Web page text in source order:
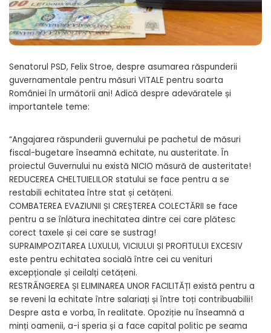
Senatorul PSD, Felix Stroe, despre asumarea răspunderii
guvernamentale pentru măsuri VITALE pentru soarta
României în următorii ani! Adică despre adevăratele și
importantele teme:
“Angajarea răspunderii guvernului pe pachetul de măsuri
fiscal-bugetare înseamnă echitate, nu austeritate. În
proiectul Guvernului nu există NICIO măsură de austeritate!
REDUCEREA CHELTUIELILOR statului se face pentru a se
restabili echitatea între stat și cetățeni.
COMBATEREA EVAZIUNII ȘI CREȘTEREA COLECTĂRII se face
pentru a se înlătura inechitatea dintre cei care plătesc
corect taxele și cei care se sustrag!
SUPRAIMPOZITAREA LUXULUI, VICIULUI ȘI PROFITULUI EXCESIV
este pentru echitatea socială între cei cu venituri
excepționale și ceilalți cetățeni.
RESTRÂNGEREA ȘI ELIMINAREA UNOR FACILITĂȚI există pentru a
se reveni la echitate între salariați și între toți contribuabilii!
Despre asta e vorba, în realitate. Opoziție nu înseamnă a
minți oamenii, a-i speria și a face capital politic pe seama